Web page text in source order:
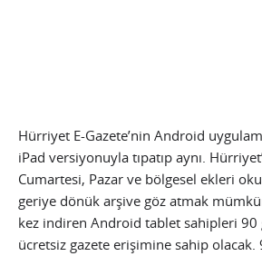
Hürriyet E-Gazete’nin Android
iPad versiyonuyla tıpatıp aynı.
Cumartesi, Pazar ve bölgesel ekleri
geriye dönük arşive göz atmak
kez indiren Android tablet sahipleri 90
ücretsiz gazete erişimine sahip olacak.